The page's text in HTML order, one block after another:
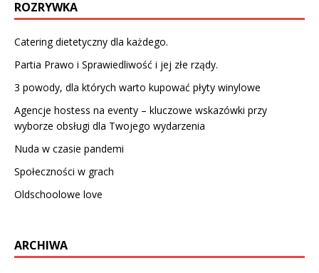
ROZRYWKA
Catering dietetyczny dla każdego.
Partia Prawo i Sprawiedliwość i jej złe rządy.
3 powody, dla których warto kupować płyty winylowe
Agencje hostess na eventy – kluczowe wskazówki przy
wyborze obsługi dla Twojego wydarzenia
Nuda w czasie pandemi
Społeczności w grach
Oldschoolowe love
ARCHIWA